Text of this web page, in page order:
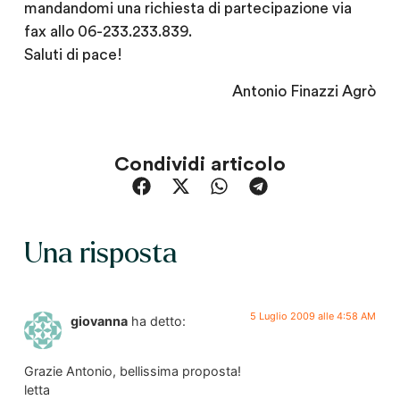
mandandomi una richiesta di partecipazione via
fax allo 06-233.233.839.
Saluti di pace!
Antonio Finazzi Agrò
Condividi articolo
Una risposta
giovanna ha detto: 5 Luglio 2009 alle 4:58 AM
Grazie Antonio, bellissima proposta!
letta